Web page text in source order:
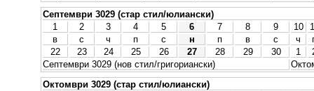
Септември 3029 (стар стил/юлиански)
1
2 3 4 5 6 7 8 9 10
в
с ч п с н п в с ч
22
23 24 25 26 27 28 29 30 1
Септември 3029 (нов стил/григориански)
Октомври 3029 (стар стил/юлиански)